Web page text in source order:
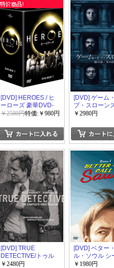
[DVD] HEROES / ヒ
ーローズ 豪華DVD-
BOX 1
￥2580円特価:￥980円
[DVD] ゲーム
ブ・スローン
章: 冬の狂風
生産限定版)
￥2980円
[DVD] TRUE
DETECTIVE/トゥル
ー・ディテクティブ
￥2480円
[DVD] ベター
ル・ソウル シ
COMPLETE
￥1980円